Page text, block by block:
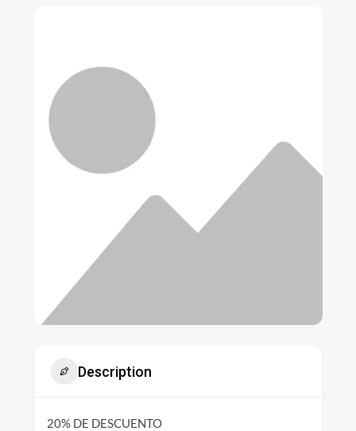
Description
20% DE DESCUENTO